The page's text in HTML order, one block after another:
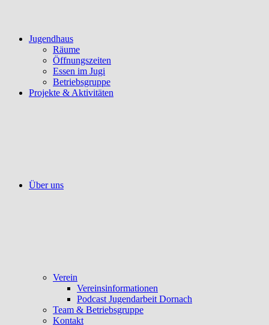
Jugendhaus
Räume
Öffnungszeiten
Essen im Jugi
Betriebsgruppe
Projekte & Aktivitäten
Über uns
Verein
Vereinsinformationen
Podcast Jugendarbeit Dornach
Team & Betriebsgruppe
Kontakt